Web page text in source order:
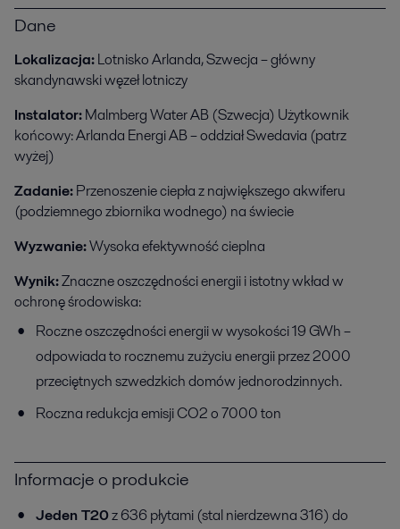
Dane
Lokalizacja:Lotnisko Arlanda, Szwecja – główny
skandynawski węzeł lotniczy
Instalator:Malmberg Water AB (Szwecja) Użytkownik
końcowy: Arlanda Energi AB – oddział Swedavia (patrz
wyżej)
Zadanie:Przenoszenie ciepła z największego akwiferu
(podziemnego zbiornika wodnego) na świecie
Wyzwanie:Wysoka efektywność cieplna
Wynik:Znaczne oszczędności energii i istotny wkład w
ochronę środowiska:
Roczne oszczędności energii w wysokości 19 GWh –
odpowiada to rocznemu zużyciu energii przez 2000
przeciętnych szwedzkich domów jednorodzinnych.
Roczna redukcja emisji CO2 o 7000 ton
Informacje o produkcie
Jeden T20z 636 płytami (stal nierdzewna 316) do